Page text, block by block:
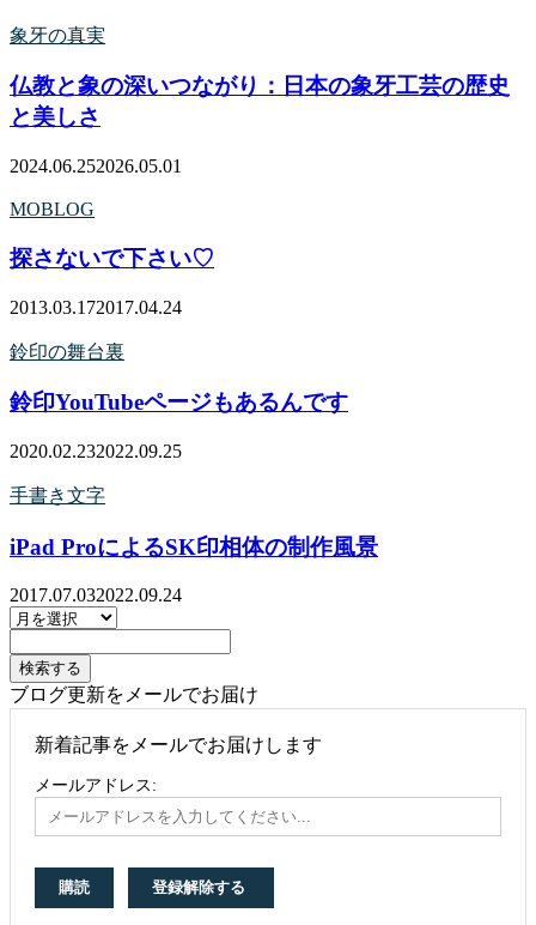
象牙の真実
仏教と象の深いつながり：日本の象牙工芸の歴史
と美しさ
2024.06.252026.05.01
MOBLOG
探さないで下さい♡
2013.03.172017.04.24
鈴印の舞台裏
鈴印YouTubeページもあるんです
2020.02.232022.09.25
手書き文字
iPad ProによるSK印相体の制作風景
2017.07.032022.09.24
ブログ更新をメールでお届け
新着記事をメールでお届けします
メールアドレス: